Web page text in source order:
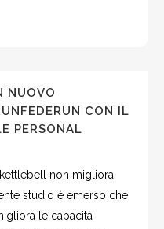
NUOVO
CON IL
PERSONAL
non migliora
studio è emerso che
le capacità